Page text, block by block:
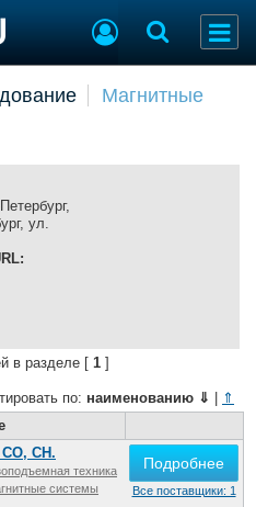
флота
Флот
Форум
Отзывы
Магнитные
ул.
в разделе [ 1]
по: наименованию ⇓
⇑
СО, СН.
техника
системы
Подробнее
Все поставщики: 1